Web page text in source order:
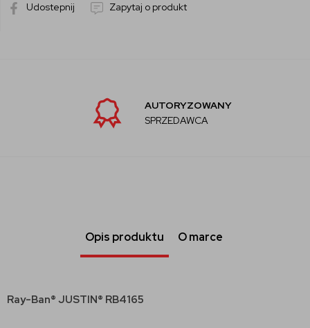
Udostepnij Zapytaj o produkt
AUTORYZOWANY
SPRZEDAWCA
Opis produktu O marce
Ray-Ban® JUSTIN® RB4165